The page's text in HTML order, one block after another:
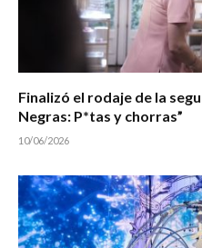
Finalizó el rodaje de la
Negras: P*tas y chorras”
10/06/2026